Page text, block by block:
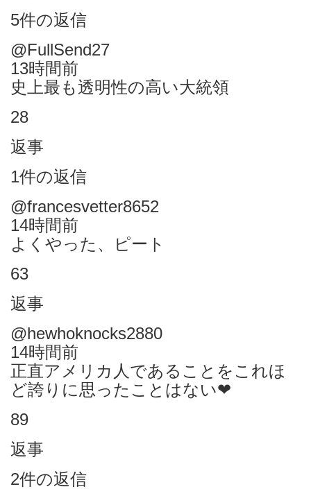
5件の返信
@FullSend27
13時間前
史上最も透明性の高い大統領
28
返事
1件の返信
@francesvetter8652
14時間前
よくやった、ピート
63
返事
@hewhoknocks2880
14時間前
正直アメリカ人であることをこれほ
ど誇りに思ったことはない❤
89
返事
2件の返信